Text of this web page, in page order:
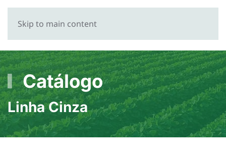
Skip to main content
Catálogo
Linha Cinza